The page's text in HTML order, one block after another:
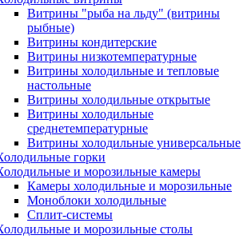
Витрины "рыба на льду" (витрины
рыбные)
Витрины кондитерские
Витрины низкотемпературные
Витрины холодильные и тепловые
настольные
Витрины холодильные открытые
Витрины холодильные
среднетемпературные
Витрины холодильные универсальные
горки
и морозильные камеры
Камеры холодильные и морозильные
Моноблоки холодильные
Сплит-системы
и морозильные столы